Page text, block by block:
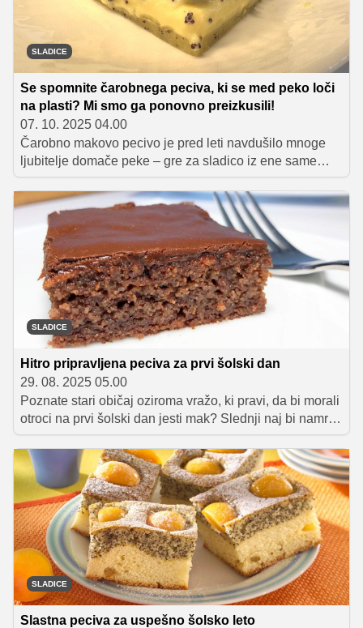
SLADICE
Se spomnite čarobnega peciva, ki se med peko loči
na plasti? Mi smo ga ponovno preizkusili!
07. 10. 2025 04.00
Čarobno makovo pecivo je pred leti navdušilo mnoge
ljubitelje domače peke – gre za sladico iz ene same
mase, ki se med peko razdeli na več plasti. Recept je bil
prava spletna senzacija, zato smo ga ponovno
preizkusili tudi sami. Zelo dobro se obnese kot jesenska
sladica, saj mak s svojim bogatim okusom odlično
zaokroži celotno pecivo.
SLADICE
Hitro pripravljena peciva za prvi šolski dan
29. 08. 2025 05.00
Poznate stari običaj oziroma vražo, ki pravi, da bi morali
otroci na prvi šolski dan jesti mak? Slednji naj bi namreč
poskrbel, da bodo celo leto pametni in se bodo lažje
učili. Da ga bodo otroci tudi z veseljem pojedli, je
najbolje, da ga dodate kakšnemu dobremu pecivu, s
katerim presenetite vašega šolarja ob prihodu domov. In
ker vemo, da vsi otroci niso ravno pretirani ljubitelji
maka, smo v zbirko sladic, primernih za prvi šolski dan,
poleg makovega peciva dodali tudi še nekaj drugih
odličnih sladic.
SLADICE
Slastna peciva za uspešno šolsko leto